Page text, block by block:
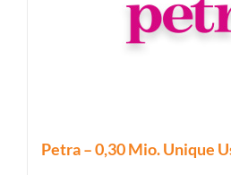
Petra – 0,30 Mio. Unique